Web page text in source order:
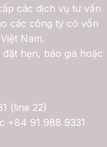
các dịch vụ tư vấn
các công ty có vốn
Nam.
hẹn, báo giá hoặc
(line 22)
+84 91 988 9331